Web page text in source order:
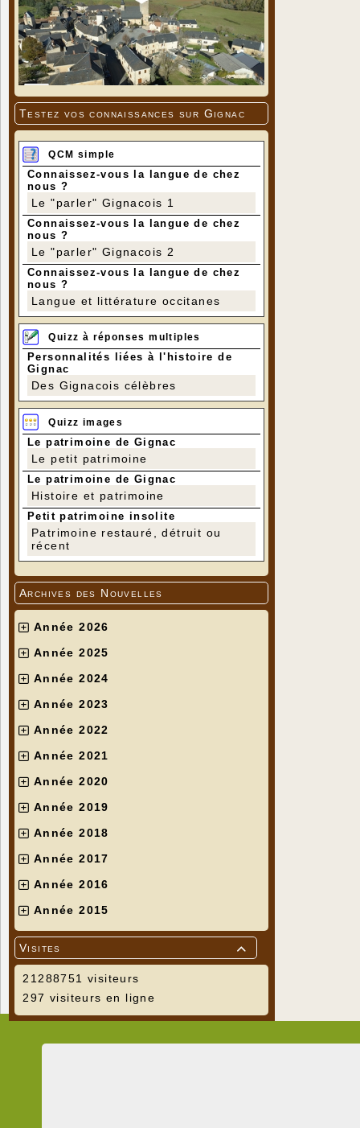
Testez vos connaissances sur Gignac
QCM simple
Connaissez-vous la langue de chez
nous ?
Le "parler" Gignacois 1
Connaissez-vous la langue de chez
nous ?
Le "parler" Gignacois 2
Connaissez-vous la langue de chez
nous ?
Langue et littérature occitanes
Quizz à réponses multiples
Personnalités liées à l'histoire de
Gignac
Des Gignacois célèbres
Quizz images
Le patrimoine de Gignac
Le petit patrimoine
Le patrimoine de Gignac
Histoire et patrimoine
Petit patrimoine insolite
Patrimoine restauré, détruit ou
récent
Archives des Nouvelles
Année 2026
Année 2025
Année 2024
Année 2023
Année 2022
Année 2021
Année 2020
Année 2019
Année 2018
Année 2017
Année 2016
Année 2015

Visites
21288751 visiteurs
297 visiteurs en ligne